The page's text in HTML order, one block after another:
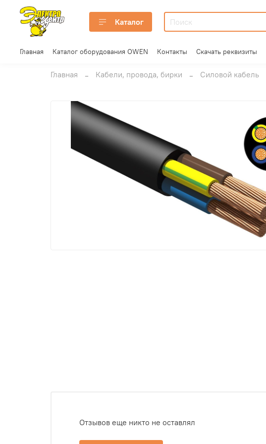
Каталог
Главная Каталог оборудования OWEN Контакты Скачать реквизиты
Главная Кабели, провода, бирки Силовой кабель
Отзывов еще никто не оставлял